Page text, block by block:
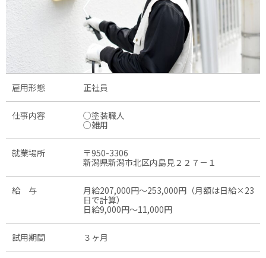
雇用形態 正社員
仕事内容
○塗装職人
○雑用
就業場所
〒950-3306
新潟県新潟市北区内島見２２７－１
給 与
月給207,000円〜253,000円（月額は日給×23
日で計算）
日給9,000円〜11,000円
試用期間 ３ヶ月